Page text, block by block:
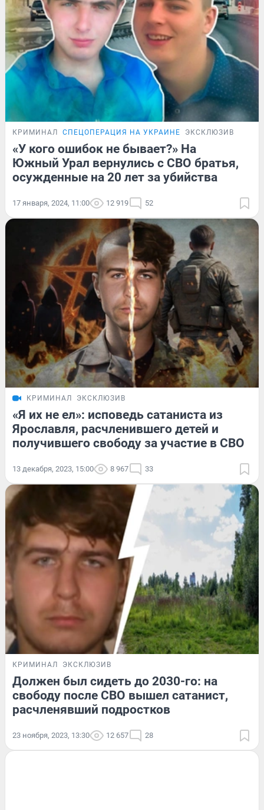
КРИМИНАЛ СПЕЦОПЕРАЦИЯ НА УКРАИНЕ ЭКСКЛЮЗИВ
«У кого ошибок не бывает?» На
Южный Урал вернулись с СВО братья,
осужденные на 20 лет за убийства
17 января, 2024, 11:00 12 919 52
КРИМИНАЛ ЭКСКЛЮЗИВ
«Я их не ел»: исповедь сатаниста из
Ярославля, расчленившего детей и
получившего свободу за участие в СВО
13 декабря, 2023, 15:00 8 967 33
КРИМИНАЛ ЭКСКЛЮЗИВ
Должен был сидеть до 2030-го: на
свободу после СВО вышел сатанист,
расчленявший подростков
23 ноября, 2023, 13:30 12 657 28